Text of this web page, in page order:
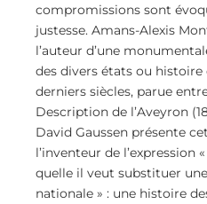
compromissions sont
justesse. Amans-Alexis
l’auteur d’une
des divers états ou histoire
derniers siècles, parue
Description de l’Aveyron
David Gaussen présente
l’inventeur de l’expression
quelle il veut substituer
nationale » : une histoire